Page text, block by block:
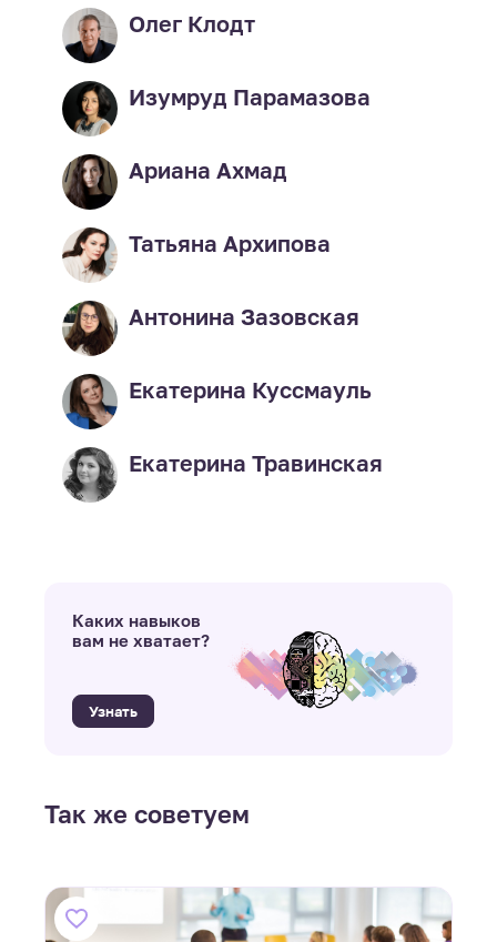
Олег Клодт
Изумруд Парамазова
Ариана Ахмад
Татьяна Архипова
Антонина Зазовская
Екатерина Куссмауль
Екатерина Травинская
Каких навыков
вам не хватает?
Узнать
Так же советуем